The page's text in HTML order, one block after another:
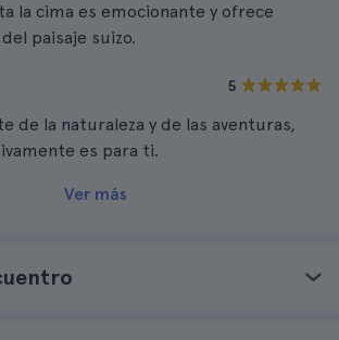
la cima es emocionante y ofrece
paisaje suizo.
5
de la naturaleza y de las aventuras,
es para ti.
Ver más